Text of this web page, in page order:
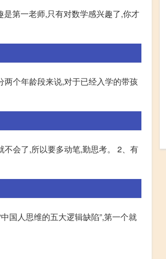
第一老师,只有对数学感兴趣了,你才
个年龄段来说,对于已经入学的带孩
会了,所以要多动笔,勤思考。 2、有
国人思维的五大逻辑缺陷”,第一个就